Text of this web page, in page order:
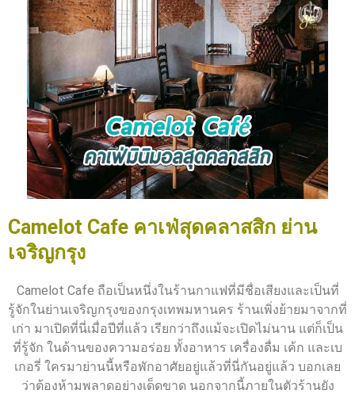
Camelot Cafe คาเฟ่สุดคลาสสิก ย่าน
เจริญกรุง
Camelot Cafe ถือเป็นหนึ่งในร้านกาแฟที่มีชื่อเสียงและเป็นที่
รู้จักในย่านเจริญกรุงของกรุงเทพมหานคร ร้านเพิ่งย้ายมาจากที่
เก่า มาเปิดที่นี่เมื่อปีที่แล้ว เรียกว่าถึงแม้จะเปิดไม่นาน แต่ก็เป็น
ที่รู้จัก ในด้านของความอร่อย ทั้งอาหาร เครื่องดื่ม เค้ก และเบ
เกอรี่ ใครมาย่านนี้หรือพักอาศัยอยู่แล้วที่นี่กันอยู่แล้ว บอกเลย
ว่าต้องห้ามพลาดอย่างเด็ดขาด นอกจากนี้ภายในตัวร้านยัง